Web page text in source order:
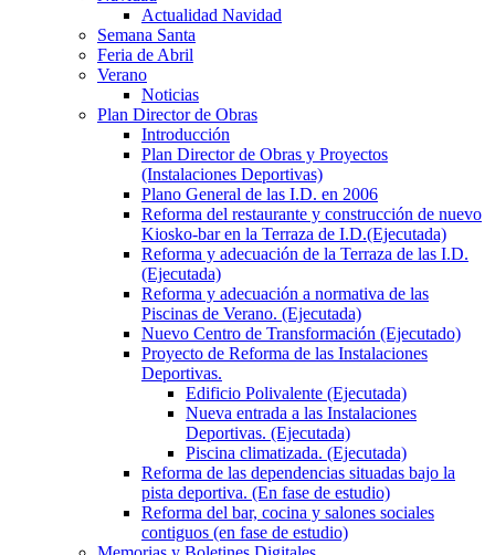
Actualidad Navidad
Semana Santa
Feria de Abril
Verano
Noticias
Plan Director de Obras
Introducción
Plan Director de Obras y Proyectos
(Instalaciones Deportivas)
Plano General de las I.D. en 2006
Reforma del restaurante y construcción de nuevo
Kiosko-bar en la Terraza de I.D.(Ejecutada)
Reforma y adecuación de la Terraza de las I.D.
(Ejecutada)
Reforma y adecuación a normativa de las
Piscinas de Verano. (Ejecutada)
Nuevo Centro de Transformación (Ejecutado)
Proyecto de Reforma de las Instalaciones
Deportivas.
Edificio Polivalente (Ejecutada)
Nueva entrada a las Instalaciones
Deportivas. (Ejecutada)
Piscina climatizada. (Ejecutada)
Reforma de las dependencias situadas bajo la
pista deportiva. (En fase de estudio)
Reforma del bar, cocina y salones sociales
contiguos (en fase de estudio)